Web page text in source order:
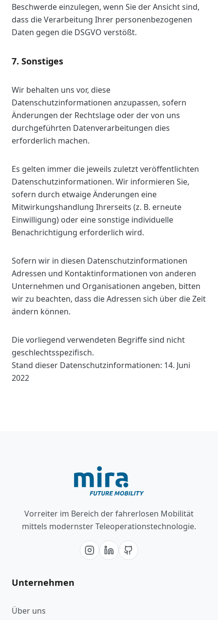
Beschwerde einzulegen, wenn Sie der Ansicht sind,
dass die Verarbeitung Ihrer personenbezogenen
Daten gegen die DSGVO verstößt.
7. Sonstiges
Wir behalten uns vor, diese
Datenschutzinformationen anzupassen, sofern
Änderungen der Rechtslage oder der von uns
durchgeführten Datenverarbeitungen dies
erforderlich machen.
Es gelten immer die jeweils zuletzt veröffentlichten
Datenschutzinformationen. Wir informieren Sie,
sofern durch etwaige Änderungen eine
Mitwirkungshandlung Ihrerseits (z. B. erneute
Einwilligung) oder eine sonstige individuelle
Benachrichtigung erforderlich wird.
Sofern wir in diesen Datenschutzinformationen
Adressen und Kontaktinformationen von anderen
Unternehmen und Organisationen angeben, bitten
wir zu beachten, dass die Adressen sich über die Zeit
ändern können.
Die vorliegend verwendeten Begriffe sind nicht
geschlechtsspezifisch.
Stand dieser Datenschutzinformationen: 14. Juni
2022
Vorreiter im Bereich der fahrerlosen Mobilität
mittels modernster Teleoperationstechnologie.
Unternehmen
Über uns